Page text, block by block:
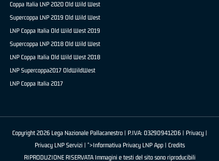
Coppa Italia LNP 2020 Old Wild West
Supercoppa LNP 2019 Old Wild West
LNP Coppa Italia Old Wild West 2019
Supercoppa LNP 2018 Old Wild West
LNP Coppa Italia Old Wild West 2018
LNP Supercoppa2017 OldWildWest
LNP Coppa Italia 2017
Copyright 2026 Lega Nazionale Pallacanestro | P.IVA: 03290941206 | Privacy|
Privacy LNP Servizi | ">Informativa Privacy LNP App | Credits
RIPRODUZIONE RISERVATA Immagini e testi del sito sono riproducibili